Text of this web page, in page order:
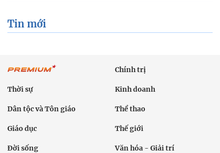
Tin mới
Chính trị
Thời sự Kinh doanh
Dân tộc và Tôn giáo Thể thao
Giáo dục Thế giới
Đời sống Văn hóa - Giải trí